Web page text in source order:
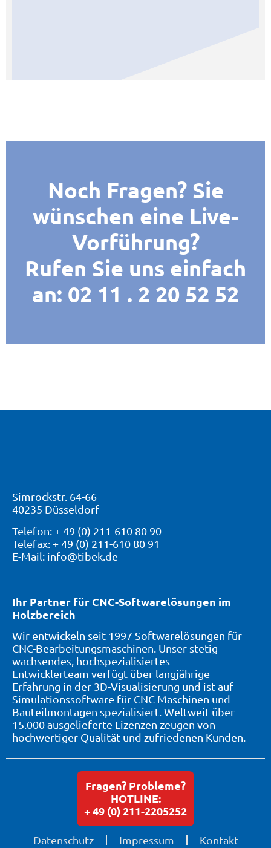
Noch Fragen? Sie
wünschen eine Live-
Vorführung?
Rufen Sie uns einfach
an: 02 11 . 2 20 52 52
Ihr Partner für CNC-Softwarelösungen im
Holzbereich
Wir entwickeln seit 1997 Softwarelösungen für
CNC-Bearbeitungsmaschinen. Unser stetig
wachsendes, hochspezialisiertes
Entwicklerteam verfügt über langjährige
Erfahrung in der 3D-Visualisierung und ist auf
Simulationssoftware für CNC-Maschinen und
Bauteilmontagen spezialisiert. Weltweit über
15.000 ausgelieferte Lizenzen zeugen von
hochwertiger Qualität und zufriedenen Kunden.
Simrockstr. 64-66
40235 Düsseldorf
Telefon: + 49 (0) 211-610 80 90
Telefax: + 49 (0) 211-610 80 91
E-Mail: info@tibek.de
Datenschutz Impressum Kontakt
Fragen? Probleme?
HOTLINE:
+ 49 (0) 211-2205252